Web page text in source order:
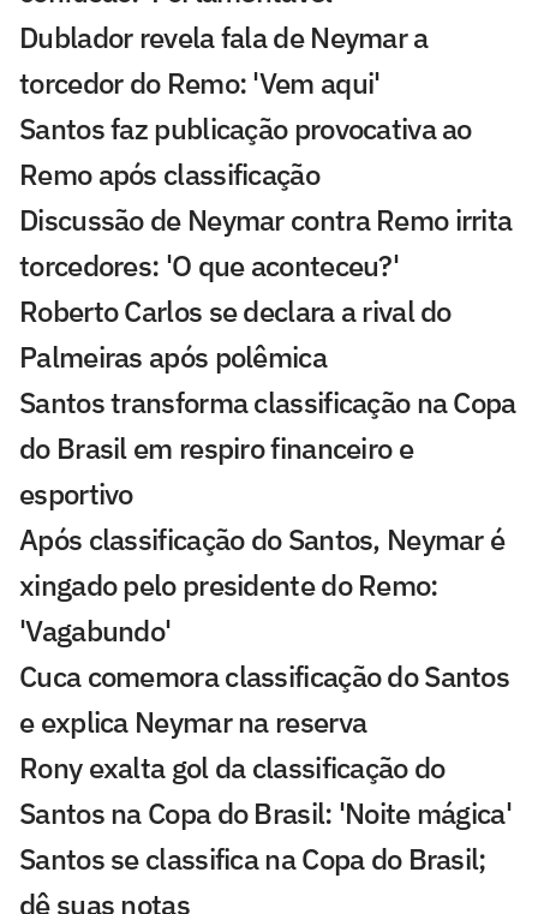
Dublador revela fala de Neymar a
torcedor do Remo: 'Vem aqui'
Santos faz publicação provocativa ao
Remo após classificação
Discussão de Neymar contra Remo irrita
torcedores: 'O que aconteceu?'
Roberto Carlos se declara a rival do
Palmeiras após polêmica
Santos transforma classificação na Copa
do Brasil em respiro financeiro e
esportivo
Após classificação do Santos, Neymar é
xingado pelo presidente do Remo:
'Vagabundo'
Cuca comemora classificação do Santos
e explica Neymar na reserva
Rony exalta gol da classificação do
Santos na Copa do Brasil: 'Noite mágica'
Santos se classifica na Copa do Brasil;
dê suas notas